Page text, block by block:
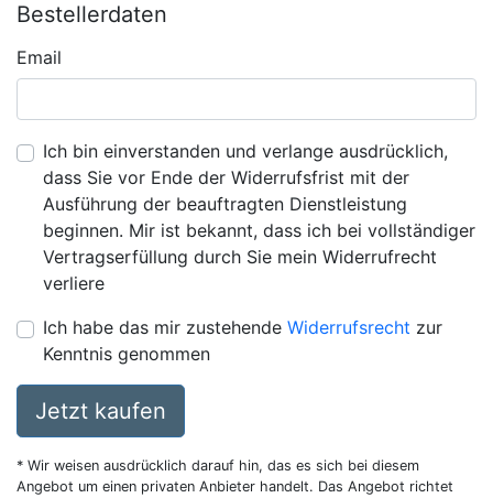
Bestellerdaten
Email
Ich bin einverstanden und verlange ausdrücklich,
dass Sie vor Ende der Widerrufsfrist mit der
Ausführung der beauftragten Dienstleistung
beginnen. Mir ist bekannt, dass ich bei vollständiger
Vertragserfüllung durch Sie mein Widerrufrecht
verliere
Ich habe das mir zustehende Widerrufsrecht zur
Kenntnis genommen
Jetzt kaufen
* Wir weisen ausdrücklich darauf hin, das es sich bei diesem
Angebot um einen privaten Anbieter handelt. Das Angebot richtet